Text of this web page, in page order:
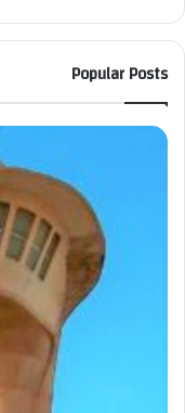
Popular Posts